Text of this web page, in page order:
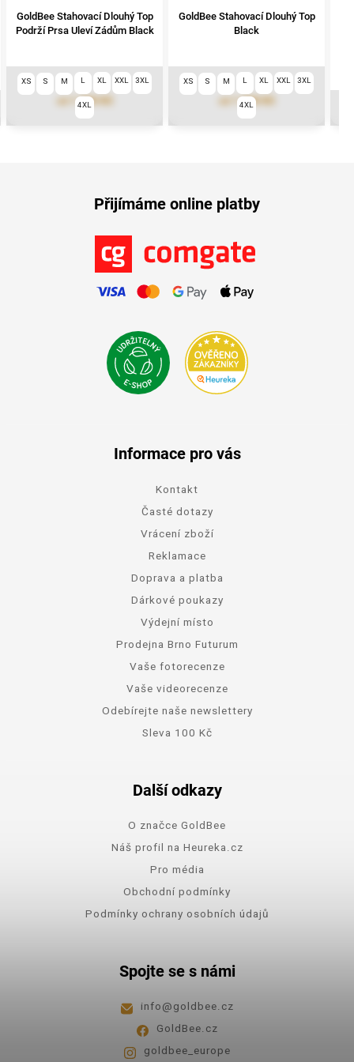
GoldBee Stahovací Dlouhý Top
Podrží Prsa Uleví Zádům Black
1 790 Kč
XS S M L XL XXL 3XL
4XL
GoldBee Stahovací Dlouhý Top
Black
1 390 Kč
XS S M L XL XXL 3XL
4XL
Přijímáme online platby
Informace pro vás
Kontakt
Časté dotazy
Vrácení zboží
Reklamace
Doprava a platba
Dárkové poukazy
Výdejní místo
Prodejna Brno Futurum
Vaše fotorecenze
Vaše videorecenze
Odebírejte naše newslettery
Sleva 100 Kč
Další odkazy
O značce GoldBee
Náš profil na Heureka.cz
Pro média
Obchodní podmínky
Podmínky ochrany osobních údajů
Spojte se s námi
info@goldbee.cz
GoldBee.cz
goldbee_europe